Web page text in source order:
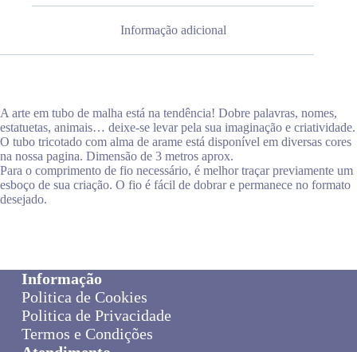
Informação adicional
A arte em tubo de malha está na tendência! Dobre palavras, nomes,
estatuetas, animais… deixe-se levar pela sua imaginação e criatividade.
O tubo tricotado com alma de arame está disponível em diversas cores
na nossa pagina. Dimensão de 3 metros aprox.
Para o comprimento de fio necessário, é melhor traçar previamente um
esboço de sua criação. O fio é fácil de dobrar e permanece no formato
desejado.
Informação
Politica de Cookies
Politica de Privacidade
Termos e Condições